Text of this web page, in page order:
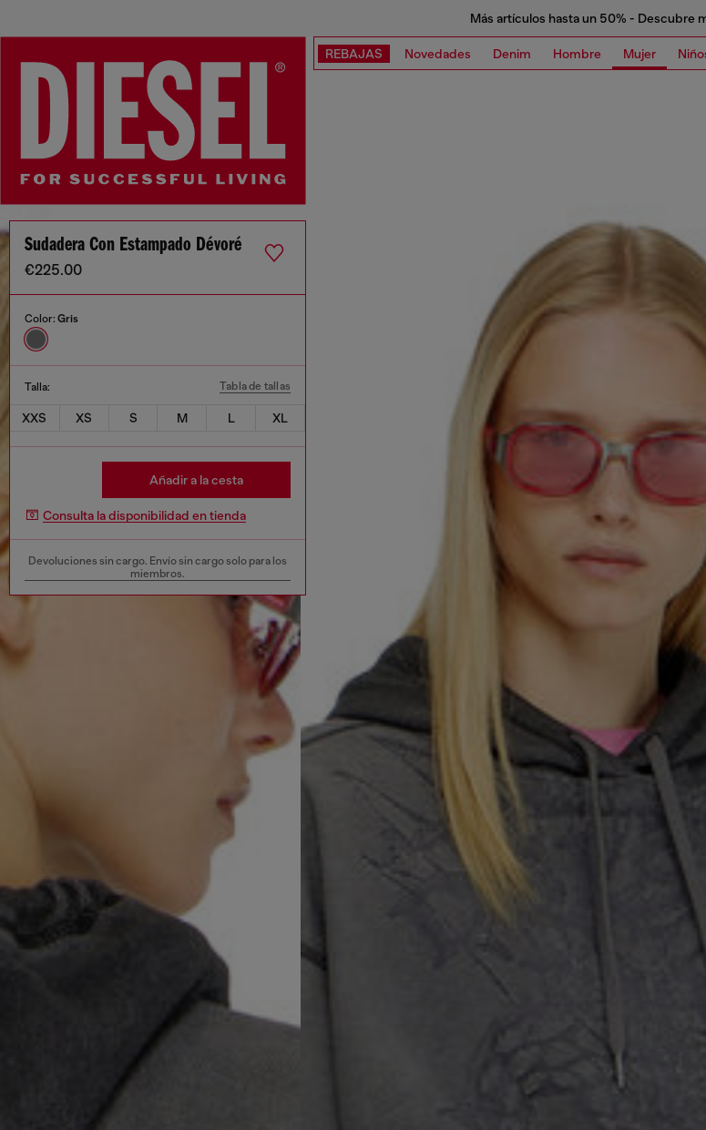
Más artículos hasta un 50% - Descubre
REBAJAS Novedades Denim Hombre Mujer
Sudadera Con Estampado Dévoré
€225.00
Color: Gris
Talla: Tabla de tallas
XXS XS S M L XL
Añadir a la cesta
Consulta la disponibilidad en tienda
Devoluciones sin cargo. Envío sin cargo solo para los
miembros.